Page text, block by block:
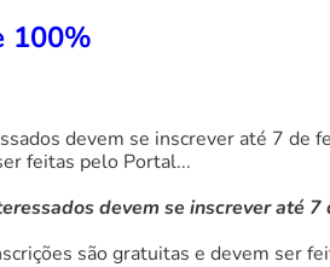
100%
devem se inscrever até 7 de
feitas pelo Portal...
devem se inscrever até 7
são gratuitas e devem ser